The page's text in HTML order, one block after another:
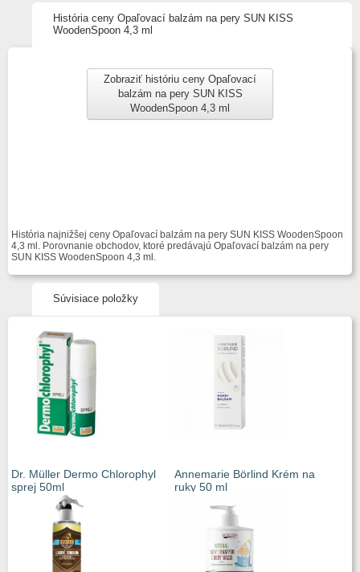
História ceny Opaľovací balzám na pery SUN KISS
WoodenSpoon 4,3 ml
Zobraziť históriu ceny Opaľovací
balzám na pery SUN KISS
WoodenSpoon 4,3 ml
História najnižšej ceny Opaľovací balzám na pery SUN KISS WoodenSpoon
4,3 ml. Porovnanie obchodov, ktoré predávajú Opaľovací balzám na pery
SUN KISS WoodenSpoon 4,3 ml.
Súvisiace položky
Dr. Müller Dermo Chlorophyl
sprej 50ml
Annemarie Börlind Krém na
ruky 50 ml